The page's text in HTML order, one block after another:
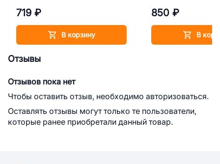
719 ₽
В корзину
850 ₽
В
Отзывы
Отзывов пока нет
Чтобы оставить отзыв, необходимо авторизоваться.
Оставлять отзывы могут только те пользователи,
которые ранее приобретали данный товар.